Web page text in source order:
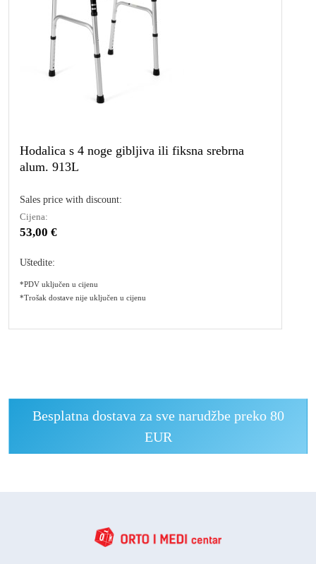
Hodalica s 4 noge gibljiva ili fiksna srebrna
alum. 913L
Sales price with discount:
Cijena:
53,00 €
Uštedite:
*PDV uključen u cijenu
*Trošak dostave nije uključen u cijenu
Besplatna dostava za sve narudžbe preko 80
EUR